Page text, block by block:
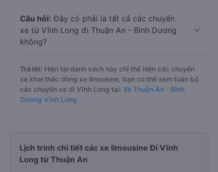
Câu hỏi: Đây có phải là tất cả các chuyến
xe từ Vĩnh Long đi Thuận An - Bình Dương
không?
Trả lời: Hiện tại danh sách này chỉ thể hiện các chuyến
xe khai thác dòng xe limousine, bạn có thể xem toàn bộ
các chuyến xe đi Vĩnh Long tại: Xe Thuận An - Bình
Dương Vĩnh Long
Lịch trình chi tiết các xe limousine Đi Vĩnh
Long từ Thuận An